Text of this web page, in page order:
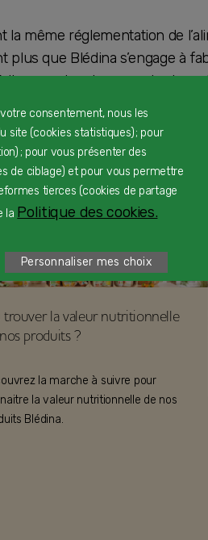
même réglementation de
que Blédina s’engage à
en plus de respecter les
nos standards
trouver la valeur nutritionnelle
produits ?
la marche à suivre pour
la valeur nutritionnelle de nos
Blédina.
consentement, nous les
site (cookies statistiques) ; pour
; pour vous présenter des
de ciblage) et pour vous permettre
tierces (cookies de partage
la Politique des cookies.
Personnaliser mes choix